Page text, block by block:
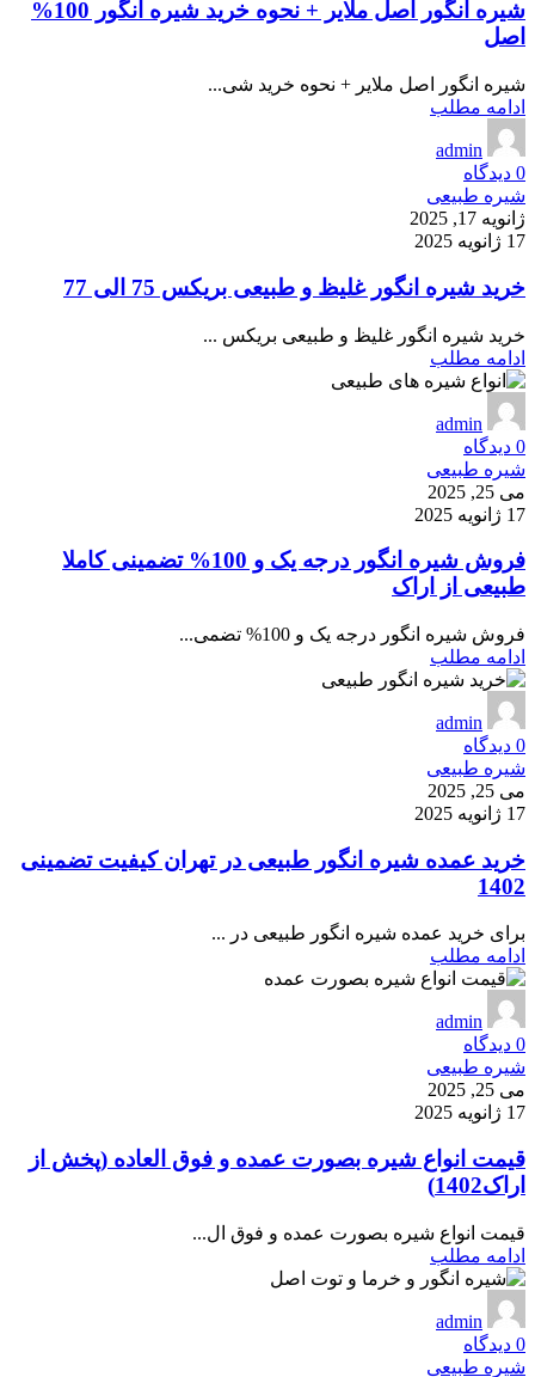
شیره انگور اصل ملایر + نحوه خرید شیره انگور 100%
اصل
شیره انگور اصل ملایر + نحوه خرید شی...
ادامه مطلب
admin
0 دیدگاه
شیره طبیعی
ژانویه 17, 2025
17 ژانویه 2025
خرید شیره انگور غلیظ و طبیعی بریکس 75 الی 77
خرید شیره انگور غلیظ و طبیعی بریکس ...
ادامه مطلب
admin
0 دیدگاه
شیره طبیعی
می 25, 2025
17 ژانویه 2025
فروش شیره انگور درجه یک و 100% تضمینی کاملا
طبیعی از اراک
فروش شیره انگور درجه یک و 100% تضمی...
ادامه مطلب
admin
0 دیدگاه
شیره طبیعی
می 25, 2025
17 ژانویه 2025
خرید عمده شیره انگور طبیعی در تهران کیفیت تضمینی
1402
برای خرید عمده شیره انگور طبیعی در ...
ادامه مطلب
admin
0 دیدگاه
شیره طبیعی
می 25, 2025
17 ژانویه 2025
قیمت انواع شیره بصورت عمده و فوق العاده (پخش از
اراک1402)
قیمت انواع شیره بصورت عمده و فوق ال...
ادامه مطلب
admin
0 دیدگاه
شیره طبیعی